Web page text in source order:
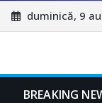
Skip
to
duminică, 9
BREAKING